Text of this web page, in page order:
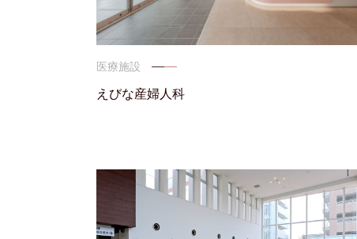
医療施設
えびな産婦人科